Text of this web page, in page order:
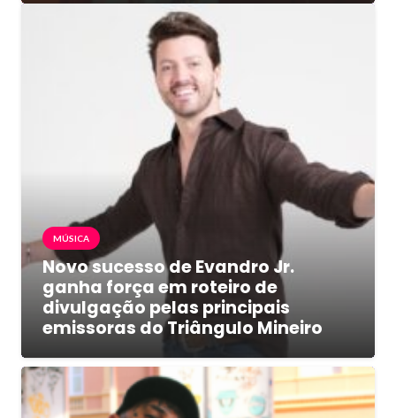
MÚSICA
Novo sucesso de Evandro Jr.
ganha força em roteiro de
divulgação pelas principais
emissoras do Triângulo Mineiro